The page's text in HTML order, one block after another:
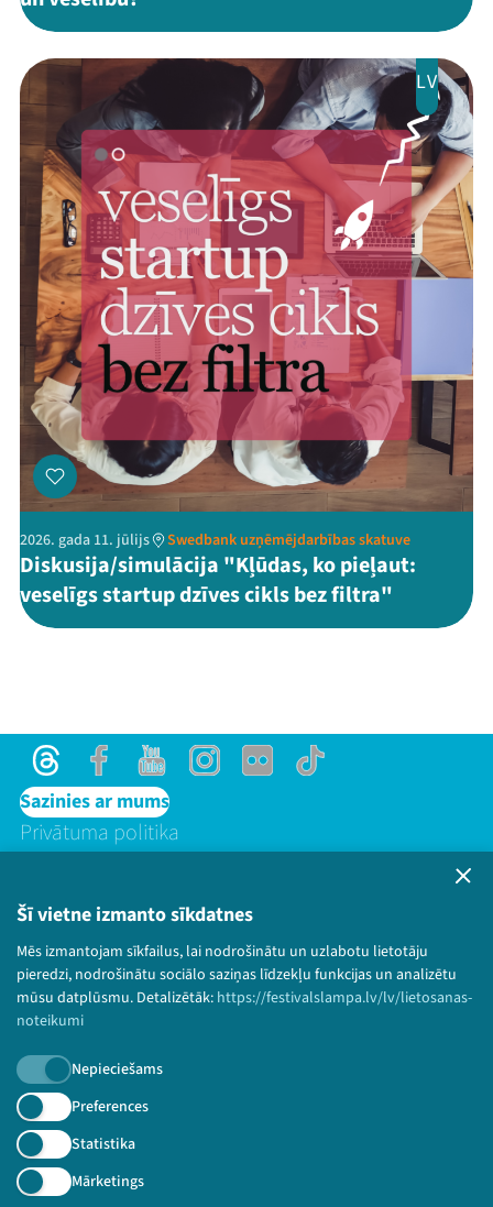
Šī vietne izmanto sīkdatnes
Mēs izmantojam sīkfailus, lai nodrošinātu un uzlabotu lietotāju
pieredzi, nodrošinātu sociālo saziņas līdzekļu funkcijas un analizētu
mūsu datplūsmu. Detalizētāk: https://festivalslampa.lv/lv/lietosanas-
noteikumi
Nepieciešams
Preferences
Statistika
Mārketings
LV
2026. gada 11. jūlijs Swedbank uzņēmējdarbības skatuve
Diskusija/simulācija "Kļūdas, ko pieļaut:
veselīgs startup dzīves cikls bez filtra"
ThreadsFacebookYoutubeInstagram
Flick TikTok
Sazinies ar mums
Privātuma politika
© 2026 Sarunu festivāls LAMPA Visas tiesības
paturētas.
Piesakies jaunumiem!
Nepalaid garām aktuālāko informāciju!